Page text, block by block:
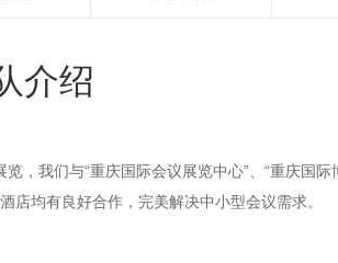
介绍
，我们与“重庆国际会议展览中心”、“重庆国
店均有良好合作，完美解决中小型会议需求。